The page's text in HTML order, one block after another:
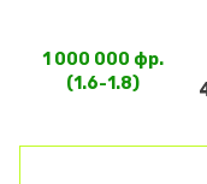
1 000 000 фр.
(1.6-1.8)